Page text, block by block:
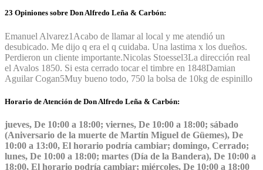
23 Opiniones sobre Don Alfredo Leña & Carbón:
Emanuel Alvarez1 Acabo de llamar al local y me atendió un
desubicado. Me dijo q era el q cuidaba. Una lastima x los dueños.
Perdieron un cliente importante.Nicolas Stoessel3La dirección real
el Avalos 1850. Si esta cerrado tocar el timbre en 1848Damian
Aguilar Cogan5Muy bueno todo, 750 la bolsa de 10kg de espinillo
Horario de Atención de Don Alfredo Leña & Carbón:
jueves, De 10:00 a 18:00; viernes, De 10:00 a 18:00; sábado
(Aniversario de la muerte de Martín Miguel de Güemes), De
10:00 a 13:00, El horario podría cambiar; domingo, Cerrado;
lunes, De 10:00 a 18:00; martes (Día de la Bandera), De 10:00 a
18:00, El horario podría cambiar; miércoles, De 10:00 a 18:00